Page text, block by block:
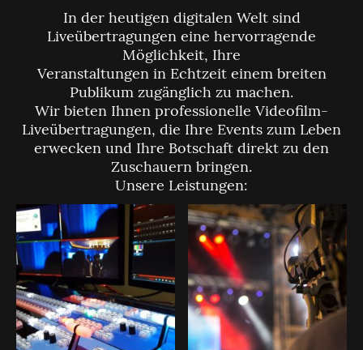
In der heutigen digitalen Welt sind
Liveübertragungen eine hervorragende
Möglichkeit, Ihre
Veranstaltungen in Echtzeit einem breiten
Publikum zugänglich zu machen.
Wir bieten Ihnen professionelle Videofilm-
Liveübertragungen, die Ihre Events zum Leben
erwecken und Ihre Botschaft direkt zu den
Zuschauern bringen.
Unsere Leistungen: